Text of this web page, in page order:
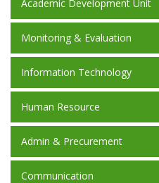
Academic Development Unit
Monitoring & Evaluation
Information Technology
Human Resource
Admin & Precurement
Communication